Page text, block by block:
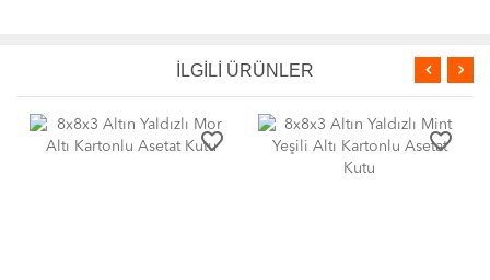
İLGİLİ ÜRÜNLER
favorite_border favorite_border